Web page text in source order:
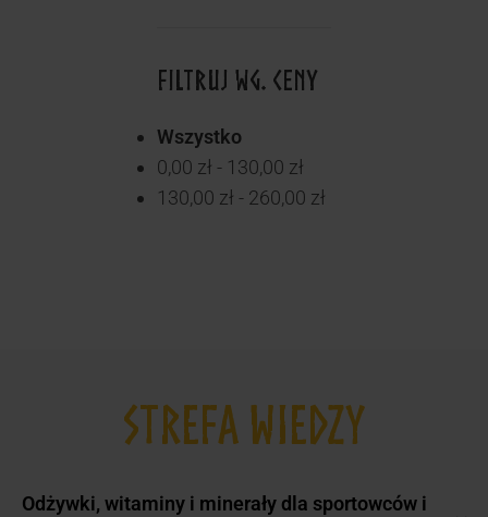
FILTRUJ WG. CENY
Wszystko
0,00 zł - 130,00 zł
130,00 zł - 260,00 zł
STREFA WIEDZY
Odżywki, witaminy i minerały dla sportowców i